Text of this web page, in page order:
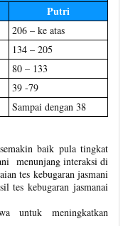
Putri
206 – ke atas
134 – 205
80 – 133
39 -79
Sampai dengan 38
baik pula tingkat
menunjang interaksi di
tes kebugaran jasmani
tes kebugaran jasmanai
untuk meningkatkan